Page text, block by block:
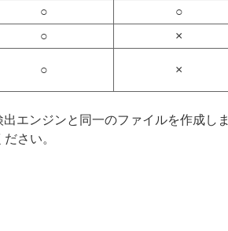
○
○
○
×
○ ×
エンジンと同一のファイルを作成しま
さい。